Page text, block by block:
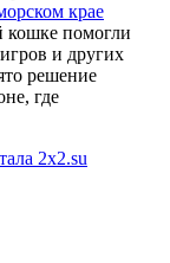
крае
кошке помогли
и других
решение
где
2x2.su